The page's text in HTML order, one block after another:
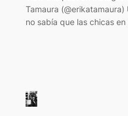
Tamaura
no sabía que las chicas